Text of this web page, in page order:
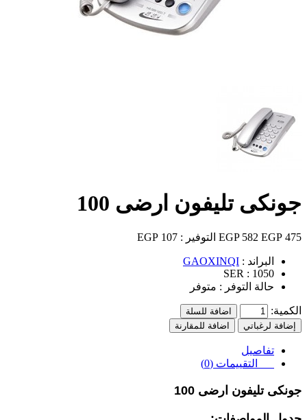
جونكى تليفون ارضى 100
475 EGP
582 EGP التوفير : 107 EGP
البراند : GAOXINQI
SER : 1050
حالة التوفر : متوفر
الكمية:
اضافة للسلة
إضافة لرغباتي
اضافة للمقارنة
تفاصيل
التقييمات (0)
جونكى تليفون ارضى 100